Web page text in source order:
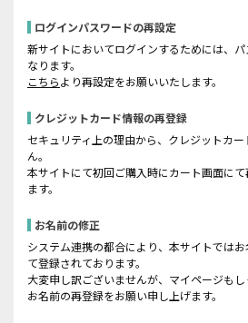
ログインパスワードの再設定
新サイトにおいてログインするためには、
なります。
こちらより再設定をお願いいたします。
クレジットカード情報の再登録
セキュリティ上の理由から、クレジットカ
ん。
本サイトにて初回ご購入時にカート画面に
ます。
お名前の修正
システム連携の都合により、本サイトでは
て登録されております。
大変申し訳ございませんが、マイページも
お名前の再登録をお願い申し上げます。